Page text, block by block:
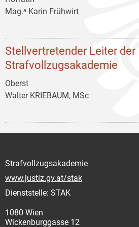
Mag.ᵃ Karin Frühwirt
Stellvertretender Leiter der
Strafvollzugsakademie
Oberst
Walter KRIEBAUM, MSc
Strafvollzugsakademie
www.justiz.gv.at/stak
Dienststelle: STAK
1080 Wien
Wickenburggasse 12